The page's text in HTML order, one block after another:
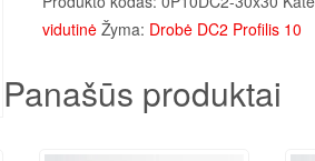
vidutinė Žyma: Drobė DC2 Profilis 10
Panašūs produktai